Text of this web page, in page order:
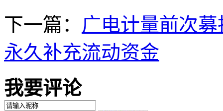
下一篇： 广电计量前次
永久补充流动资金
我要评论